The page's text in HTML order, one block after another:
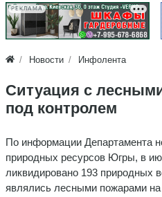
РЕКЛАМА
Новости Инфолента
Ситуация с
под контролем
По информации Департамента
природных ресурсов Югры, в
ликвидировано 193 природных
являлись лесными пожарами на